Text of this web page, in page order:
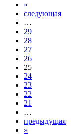
«
следующая
…
29
28
27
26
25
24
23
22
21
…
предыдущая
»